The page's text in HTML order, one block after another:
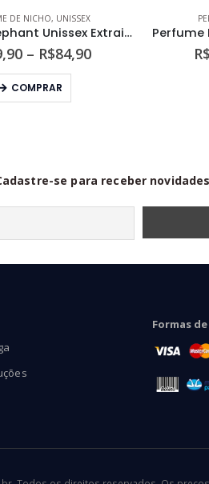
DE NICHO, UNISSEX
Zoologist Elephant Unissex Extrait de Parfum
– R$84,90Faixa
COMPRAR
Este produto tem várias variantes. As opções podem ser escolhidas na página do produto
R$
se para receber
Formas